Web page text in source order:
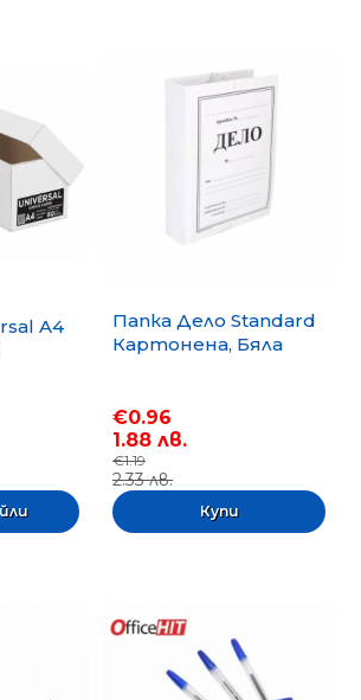
A4
Папка Дело Standard
Картонена, Бяла
€0.96
1.88 лв.
€1.19
2.33 лв.